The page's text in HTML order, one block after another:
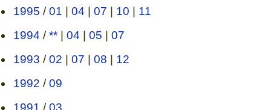
1995 /01 | 04 | 07 | 10 | 11
1994 /**| 04 | 05 | 07
1993 /02 | 07 | 08 | 12
1992 /09
1991 /03